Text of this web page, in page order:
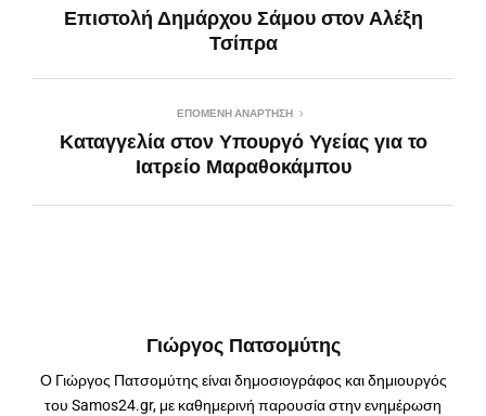
Επιστολή Δημάρχου Σάμου στον Αλέξη
Τσίπρα
ΕΠΌΜΕΝΗ ΑΝΆΡΤΗΣΗ
Καταγγελία στον Υπουργό Υγείας για το
Ιατρείο Μαραθοκάμπου
Γιώργος Πατσομύτης
Ο Γιώργος Πατσομύτης είναι δημοσιογράφος και δημιουργός
του Samos24.gr, με καθημερινή παρουσία στην ενημέρωση